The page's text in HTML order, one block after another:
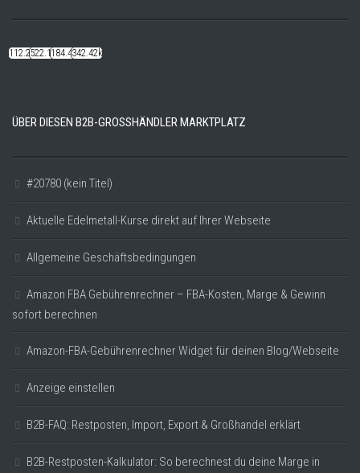
112.22k522.14k184.48k342.42k
ÜBER DIESEN B2B-GROSSHÄNDLER MARKTPLATZ
#20780 (kein Titel)
Aktuelle Edelmetall-Kurse direkt auf Ihrer Webseite
Allgemeine Geschäftsbedingungen
Amazon FBA Gebührenrechner – FBA-Kosten, Marge & Gewinn
sofort berechnen
Amazon-FBA-Gebührenrechner Widget für deinen Blog/Webseite
Anzeige einstellen
B2B-FAQ: Restposten, Import, Export & Großhandel erklärt
B2B-Restposten-Kalkulator: So berechnest du deine Marge in